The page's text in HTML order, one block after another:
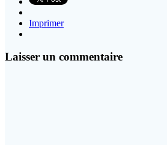
Imprimer
Laisser un commentaire